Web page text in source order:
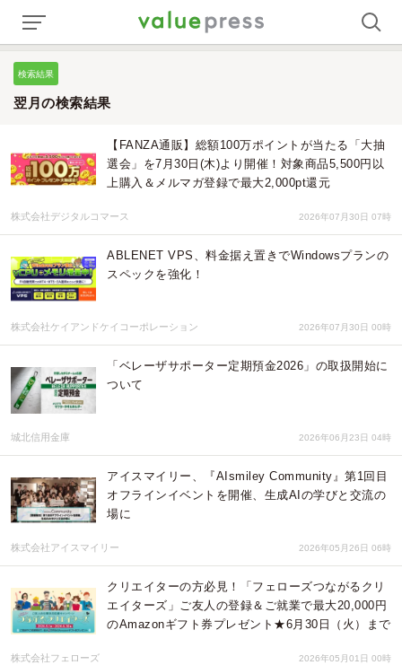
検索結果
翌月の検索結果
【FANZA通販】総額100万ポイントが当たる「大抽
選会」を7月30日(木)より開催！対象商品5,500円以
上購入＆メルマガ登録で最大2,000pt還元
株式会社デジタルコマース 2026年07月30日 07時
ABLENET VPS、料金据え置きでWindowsプランの
スペックを強化！
株式会社ケイアンドケイコーポレーション 2026年07月30日 00時
「ベレーザサポーター定期預金2026」の取扱開始に
ついて
城北信用金庫 2026年06月23日 04時
アイスマイリー、『AIsmiley Community』第1回目
オフラインイベントを開催、生成AIの学びと交流の
場に
株式会社アイスマイリー 2026年05月26日 06時
クリエイターの方必見！「フェローズつながるクリ
エイターズ」ご友人の登録＆ご就業で最大20,000円
のAmazonギフト券プレゼント★6月30日（火）まで
株式会社フェローズ 2026年05月01日 00時